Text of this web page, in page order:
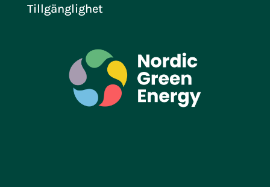
Tillgänglighet